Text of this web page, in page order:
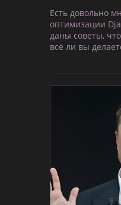
Есть довольно
оптимизации
даны советы,
всё ли вы